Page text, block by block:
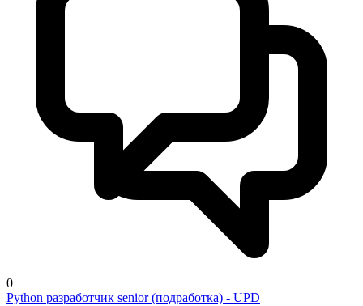
0
Python разработчик senior (подработка) - UPD